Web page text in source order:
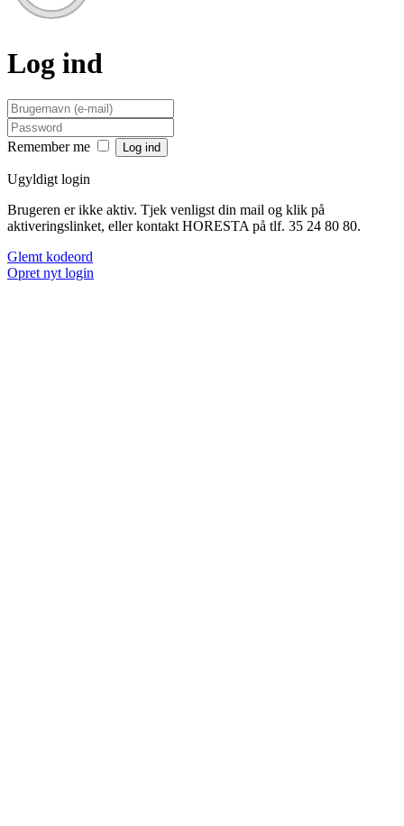
Log ind
Remember me
Ugyldigt login
Brugeren er ikke aktiv. Tjek venligst din mail og klik på
aktiveringslinket, eller kontakt HORESTA på tlf. 35 24 80 80.
Glemt kodeord
Opret nyt login